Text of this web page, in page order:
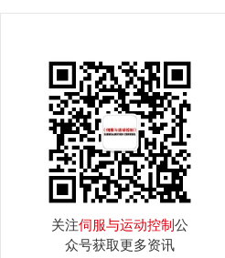
关注伺服与运动控制公
众号获取更多资讯